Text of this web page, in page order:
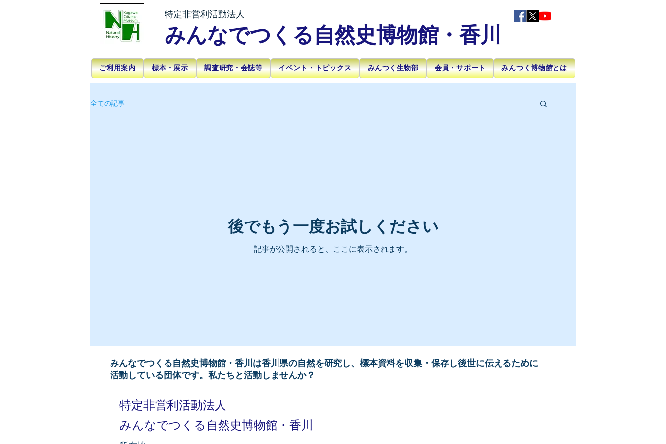
特定非営利活動法人
みんなでつくる自然史博物館・香川
ご利用案内 標本・展示 調査研究・会誌等 イベント・トピックス みんつく生物部 会員・サポート みんつく博物館とは
全ての記事
後でもう一度お試しください
記事が公開されると、ここに表示されます。
みんなでつくる自然史博物館・香川は香川県の自然を研究し、標本資料を収集・保存し後世に伝えるために
活動している団体です。 私たちと活動しませんか？
特定非営利活動法人
みんなでつくる自然史博物館・香川